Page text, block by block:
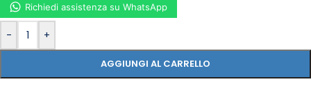
- +
AGGIUNGI AL CARRELLO
Richiedi assistenza su WhatsApp